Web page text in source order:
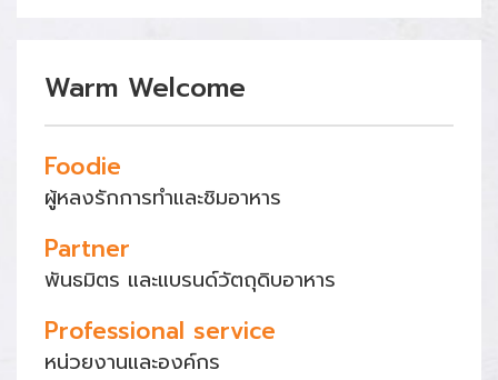
Warm Welcome
Foodie
ผู้หลงรักการทำและชิมอาหาร
Partner
พันธมิตร และแบรนด์วัตถุดิบอาหาร
Professional service
หน่วยงานและองค์กร